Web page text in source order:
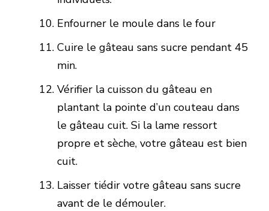
Enfourner le moule dans le four
Cuire le gâteau sans sucre pendant 45
min.
Vérifier la cuisson du gâteau en
plantant la pointe d’un couteau dans
le gâteau cuit. Si la lame ressort
propre et sèche, votre gâteau est bien
cuit.
Laisser tiédir votre gâteau sans sucre
avant de le démouler.